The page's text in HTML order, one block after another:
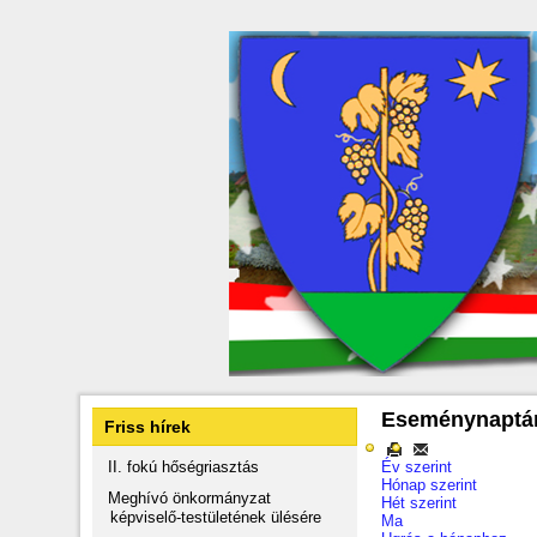
Friss hírek
II. fokú hőségriasztás
Meghívó önkormányzat
képviselő-testületének ülésére
Év szerint
Hónap szerint
Hét szerint
Ma